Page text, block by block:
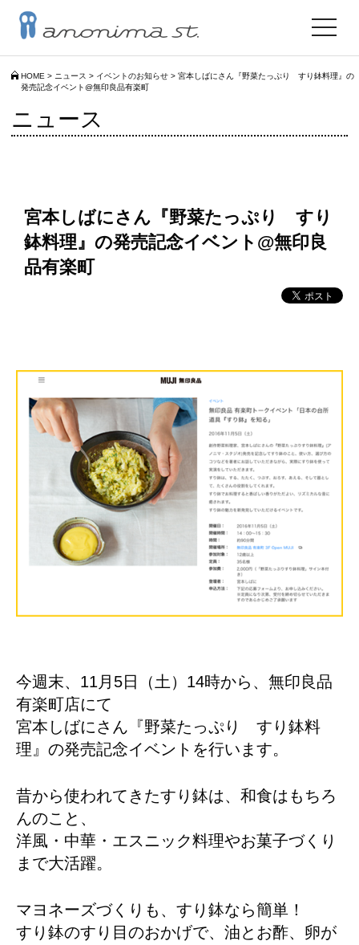
HOME > ニュース > イベントのお知らせ > 宮本しばにさん『野菜たっぷり すり鉢料理』の
発売記念イベント@無印良品有楽町
toggle
ニュース
宮本しばにさん『野菜たっぷり すり
鉢料理』の発売記念イベント@無印良
品有楽町
今週末、11月5日（土）14時から、無印良品
有楽町店にて
宮本しばにさん『野菜たっぷり すり鉢料
理』の発売記念イベントを行います。
昔から使われてきたすり鉢は、和食はもちろ
んのこと、
洋風・中華・エスニック料理やお菓子づくり
まで大活躍。
マヨネーズづくりも、すり鉢なら簡単！
すり鉢のすり目のおかげで、油とお酢、卵が